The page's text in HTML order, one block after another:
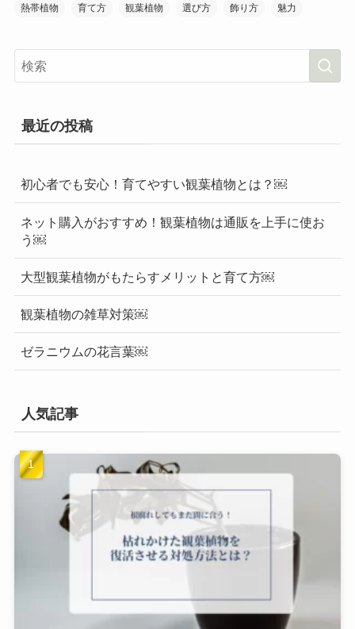
熱帯植物 育て方 観葉植物 選び方 飾り方 魅力
最近の投稿
初心者でも安心！育てやすい観葉植物とは？￼
ネット購入がおすすめ！観葉植物は通販を上手に使お
う￼
大型観葉植物がもたらすメリットと育て方￼
観葉植物の雑草対策￼
ゼラニウムの花言葉￼
人気記事